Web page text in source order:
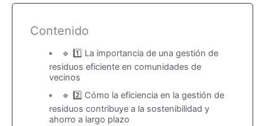
Contenido
🔹 1️⃣ La importancia de una gestión de
residuos eficiente en comunidades de
vecinos
🔹 2️⃣ Cómo la eficiencia en la gestión de
residuos contribuye a la sostenibilidad y
ahorro a largo plazo